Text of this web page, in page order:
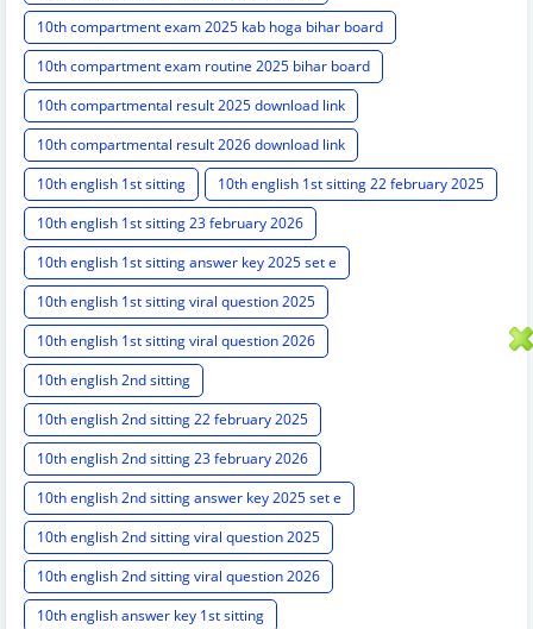
10th compartment exam 2025 kab hoga bihar board
10th compartment exam routine 2025 bihar board
10th compartmental result 2025 download link
10th compartmental result 2026 download link
10th english 1st sitting
10th english 1st sitting 22 february 2025
10th english 1st sitting 23 february 2026
10th english 1st sitting answer key 2025 set e
10th english 1st sitting viral question 2025
10th english 1st sitting viral question 2026
10th english 2nd sitting
10th english 2nd sitting 22 february 2025
10th english 2nd sitting 23 february 2026
10th english 2nd sitting answer key 2025 set e
10th english 2nd sitting viral question 2025
10th english 2nd sitting viral question 2026
10th english answer key 1st sitting